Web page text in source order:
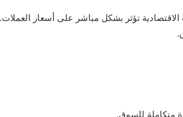
الاقتصادية تؤثر بشكل مباشر على أسعار العملات.
متكاملة للسوق.